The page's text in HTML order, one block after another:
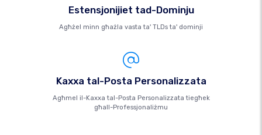
Estensjonijiet tad-Dominju
Agħżel minn għażla vasta ta' TLDs ta' dominji
Kaxxa tal-Posta Personalizzata
Agħmel il-Kaxxa tal-Posta Personalizzata tiegħek
għall-Professjonaliżmu